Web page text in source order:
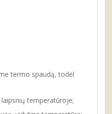
termo spaudą, todėl
temperatūroje;